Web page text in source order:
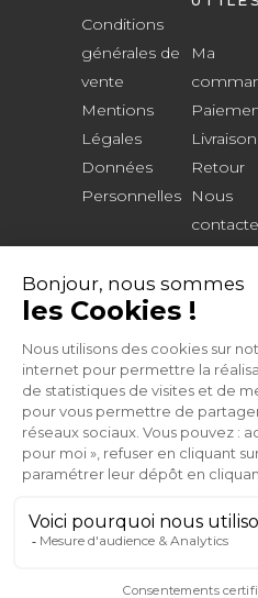
Conditions
générales de
vente
Mentions
Légales
Données
Personnelles
Ma
Retour
Nous
Mon
INSTAGRAM